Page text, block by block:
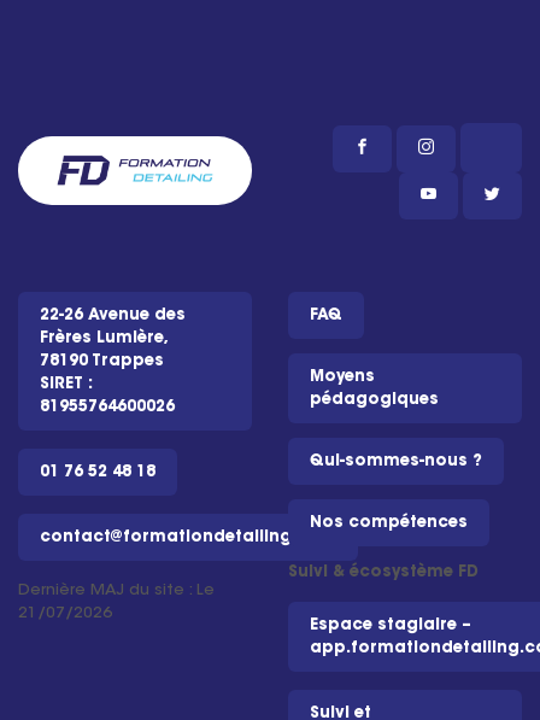
22-26 Avenue des
Frères Lumière,
78190 Trappes
SIRET :
81955764600026
01 76 52 48 18
contact@formationdetailing.com
Dernière MAJ du site : Le
21/07/2026
FAQ
Moyens
pédagogiques
Qui-sommes-nous ?
Nos compétences
Suivi & écosystème FD
Espace stagiaire –
Suivi et